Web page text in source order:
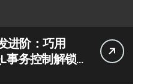
进阶：巧用
事务控制解锁科